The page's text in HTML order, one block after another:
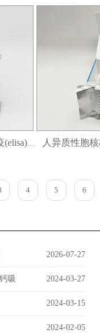
4 5 6
2026-07-27
吸 2024-03-27
2024-03-15
2024-02-05